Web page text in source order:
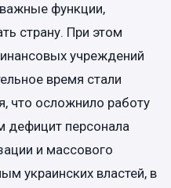
функции,
страну. При этом
учреждений
время стали
что осложнило работу
дефицит персонала
и массового
украинских властей, в